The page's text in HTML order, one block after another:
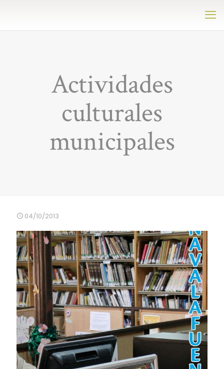
Actividades
culturales
municipales
04/10/2013